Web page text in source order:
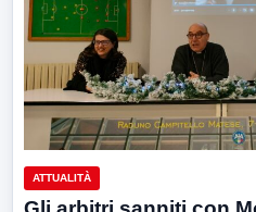
ATTUALITÀ